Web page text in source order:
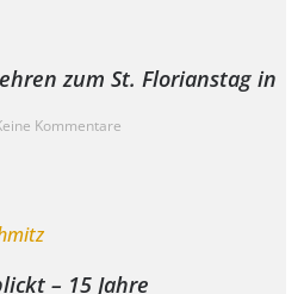
zum St. Florianstag in
Kommentare
– 15 Jahre